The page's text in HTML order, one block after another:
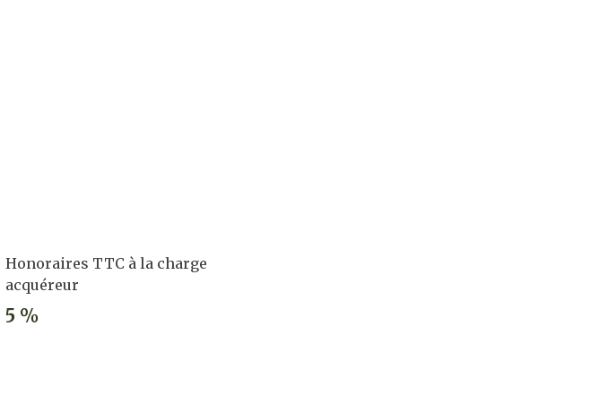
Honoraires TTC à la charge
acquéreur
5 %